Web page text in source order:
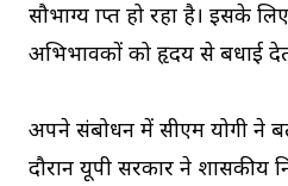
सौभाग्य प्राप्त हो रहा है।
अभिभावकों को हृदय से बधाई
अपने संबोधन में सीएम योगी ने
दौरान यूपी सरकार ने शासकीय